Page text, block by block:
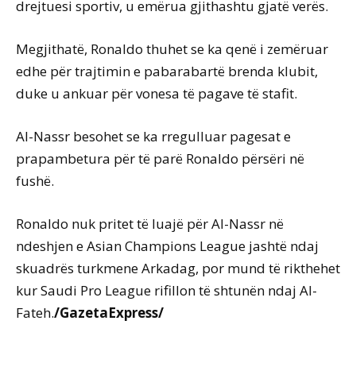
drejtuesi sportiv, u emërua gjithashtu gjatë verës.
Megjithatë, Ronaldo thuhet se ka qenë i zemëruar
edhe për trajtimin e pabarabartë brenda klubit,
duke u ankuar për vonesa të pagave të stafit.
Al-Nassr besohet se ka rregulluar pagesat e
prapambetura për të parë Ronaldo përsëri në
fushë.
Ronaldo nuk pritet të luajë për Al-Nassr në
ndeshjen e Asian Champions League jashtë ndaj
skuadrës turkmene Arkadag, por mund të rikthehet
kur Saudi Pro League rifillon të shtunën ndaj Al-
Fateh./GazetaExpress/